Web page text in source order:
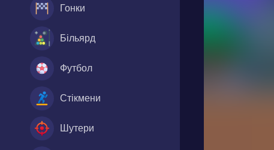
Гонки
Більярд
Футбол
Стікмени
Шутери